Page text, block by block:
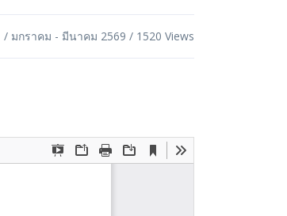
มกราคม - มีนาคม 2569 / 1520 Views